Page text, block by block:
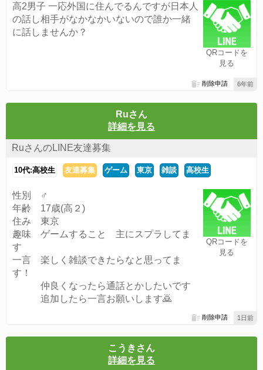
QRコードを
見る
高2男子 一応外国に住んでるんですが日本人
の話し相手がなかなかいないので誰か一緒
に話しませんか？
6年前
削除申請
Ruさん
詳細を見る
RuさんのLINE友達募集
10代:高校生 友達募集 ゲーム 東京 雑談 高校生
QRコードを
見る
性別 ♂
年齢 17歳(高２)
住み 東京
趣味 ゲームすること 主にスプラしてま
す
一言 楽しく雑談できたらなと思ってま
す！
仲良くなったら通話とかしたいです
追加したら一言お願いします🙇
1日前
削除申請
こうきさん
詳細を見る